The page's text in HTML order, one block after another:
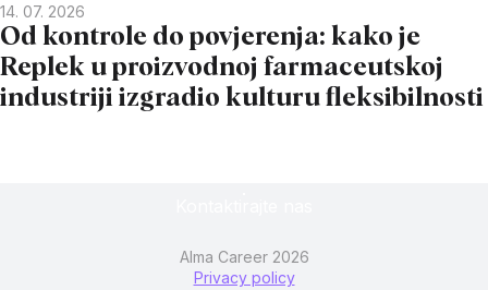
14. 07. 2026
Od kontrole do povjerenja: kako je
Replek u proizvodnoj farmaceutskoj
industriji izgradio kulturu fleksibilnosti
Alma Career 2026
Privacy policy